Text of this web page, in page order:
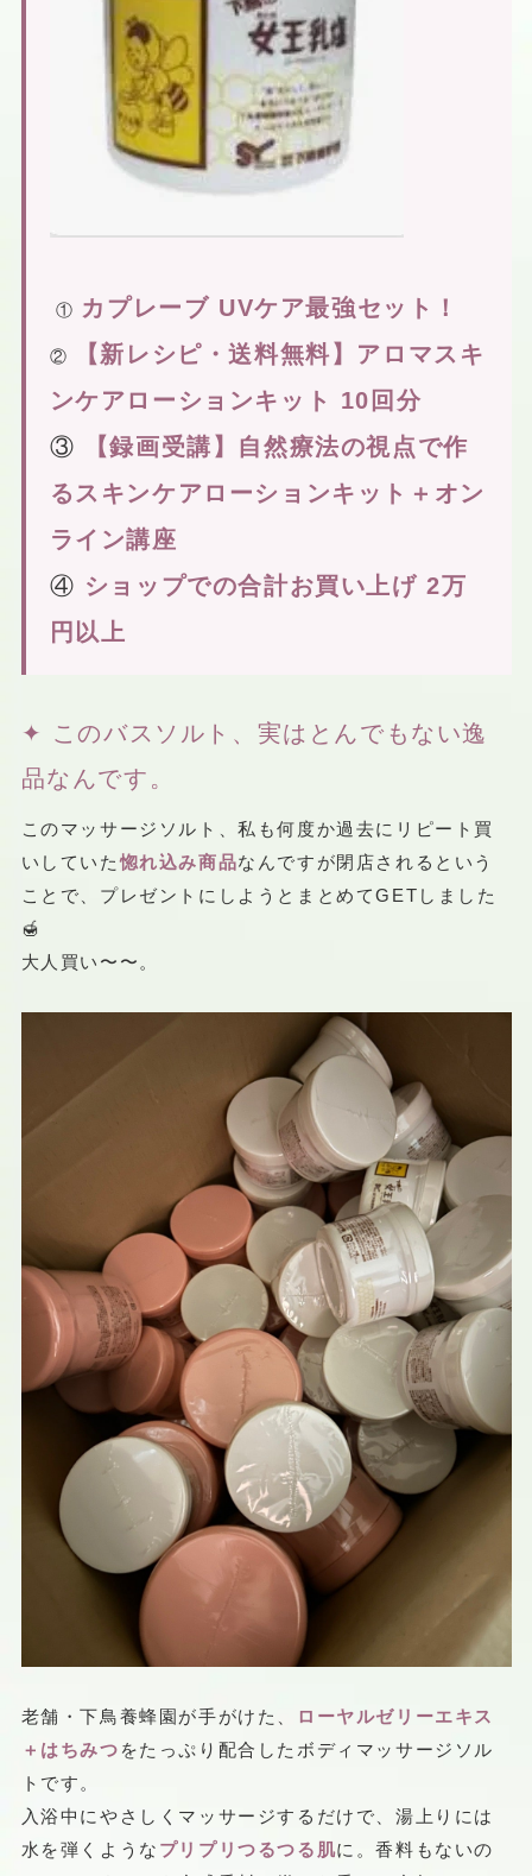
① カプレーブ UVケア最強セット！
②
【新レシピ・送料無料】アロマスキ
ンケアローションキット 10回分
③
【録画受講】自然療法の視点で作
るスキンケアローションキット＋オン
ライン講座
④ ショップでの合計お買い上げ 2万
円以上
✦ このバスソルト、実はとんでもない逸
品なんです。
このマッサージソルト、私も何度か過去にリピート買
いしていた惚れ込み商品なんですが閉店されるという
ことで、プレゼントにしようとまとめてGETしました
🍯
大人買い〜〜。
老舗・下鳥養蜂園が手がけた、
ローヤルゼリーエキス
＋はちみつ をたっぷり配合したボディマッサージソル
トです。
入浴中にやさしくマッサージするだけで、湯上りには
水を弾くような プリプリつるつる肌に。香料もないの